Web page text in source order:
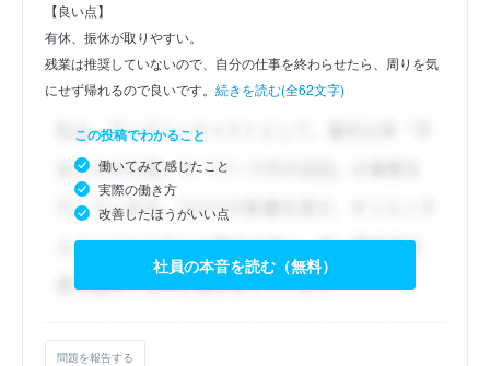
【良い点】
有休、振休が取りやすい。
残業は推奨していないので、自分の仕事を終わらせたら、周りを気
にせず帰れるので良いです。 続きを読む(全62文字)
この投稿でわかること
働いてみて感じたこと
実際の働き方
改善したほうがいい点
社員の本音を読む（無料）
問題を報告する